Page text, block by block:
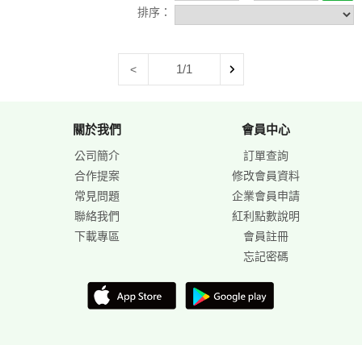
排序：
< 1/1
關於我們
公司簡介
合作提案
常見問題
聯絡我們
下載專區
會員中心
訂單查詢
修改會員資料
企業會員申請
紅利點數說明
會員註冊
忘記密碼